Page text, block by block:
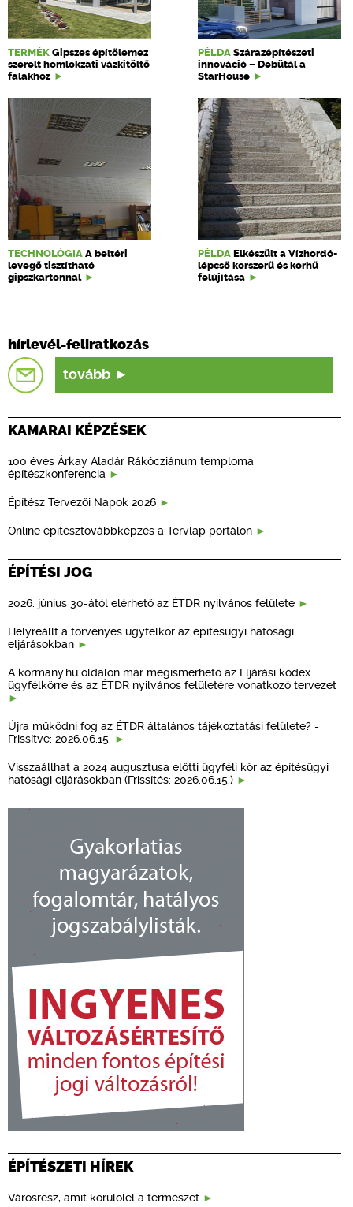
TERMÉK Gipszes építőlemez
szerelt homlokzati vázkitöltő
falakhoz
PÉLDA Szárazépítészeti
innováció – Debütál a
StarHouse
TECHNOLÓGIA A beltéri
levegő tisztítható
gipszkartonnal
PÉLDA Elkészült a Vízhordó-
lépcső korszerű és korhű
felújítása
hírlevél-feliratkozás
tovább
KAMARAI KÉPZÉSEK
100 éves Árkay Aladár Rákócziánum temploma
építészkonferencia
Építész Tervezői Napok 2026
Online építésztovábbképzés a Tervlap portálon
ÉPÍTÉSI JOG
2026. június 30-ától elérhető az ÉTDR nyilvános felülete
Helyreállt a törvényes ügyfélkör az építésügyi hatósági
eljárásokban
A kormany.hu oldalon már megismerhető az Eljárási kódex
ügyfélkörre és az ÉTDR nyilvános felületére vonatkozó tervezet
Újra működni fog az ÉTDR általános tájékoztatási felülete? -
Frissítve: 2026.06.15.
Visszaállhat a 2024 augusztusa előtti ügyféli kör az építésügyi
hatósági eljárásokban (Frissítés: 2026.06.15.)
ÉPÍTÉSZETI HÍREK
Városrész, amit körülölel a természet